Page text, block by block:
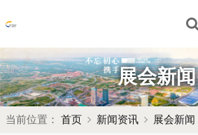
展会新闻
当前位置： 首页 新闻资讯 展会新闻